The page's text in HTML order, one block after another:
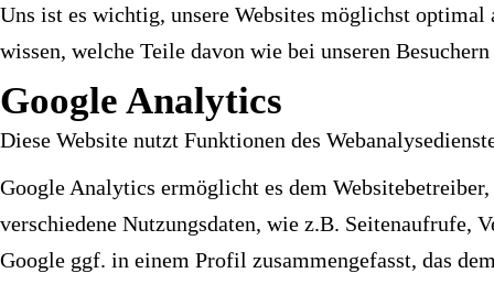
Uns ist es wichtig, unsere Websites möglichst
wissen, welche Teile davon wie bei unseren
Google Analytics
Diese Website nutzt Funktionen des
Google Analytics ermöglicht es dem
verschiedene Nutzungsdaten, wie z.B. Seitenaufrufe,
Google ggf. in einem Profil zusammengefasst, das